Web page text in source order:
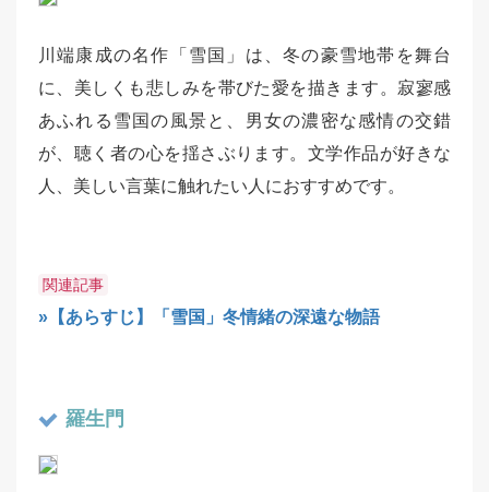
川端康成の名作「雪国」は、冬の豪雪地帯を舞台
に、美しくも悲しみを帯びた愛を描きます。寂寥感
あふれる雪国の風景と、男女の濃密な感情の交錯
が、聴く者の心を揺さぶります。文学作品が好きな
人、美しい言葉に触れたい人におすすめです。
関連記事
»【あらすじ】「雪国」冬情緒の深遠な物語
羅生門